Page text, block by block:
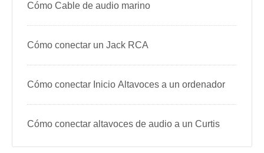
Cómo Cable de audio marino
Cómo conectar un Jack RCA
Cómo conectar Inicio Altavoces a un ordenador
Cómo conectar altavoces de audio a un Curtis